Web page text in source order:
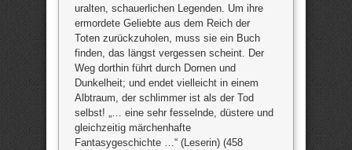
uralten, schauerlichen Legenden. Um ihre
ermordete Geliebte aus dem Reich der
Toten zurückzuholen, muss sie ein Buch
finden, das längst vergessen scheint. Der
Weg dorthin führt durch Dornen und
Dunkelheit; und endet vielleicht in einem
Albtraum, der schlimmer ist als der Tod
selbst! „… eine sehr fesselnde, düstere und
gleichzeitig märchenhafte
Fantasygeschichte …“ (Leserin) (458